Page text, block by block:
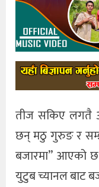
तीज सकिए लगतै
छन् मठु गुरुङ र
बजारमा” आएको
युटुब च्यानल बाट